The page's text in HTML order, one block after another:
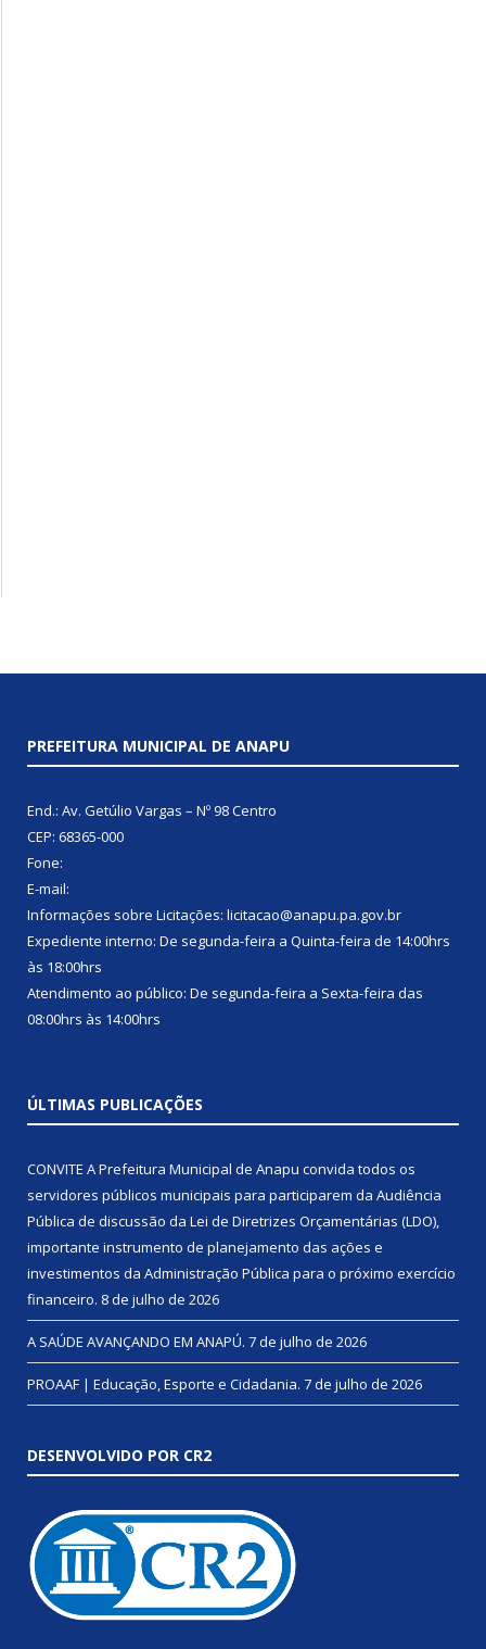
PREFEITURA MUNICIPAL DE ANAPU
End.: Av. Getúlio Vargas – Nº 98 Centro
CEP: 68365-000
Fone:
E-mail:
Informações sobre Licitações: licitacao@anapu.pa.gov.br
Expediente interno: De segunda-feira a Quinta-feira de 14:00hrs
às 18:00hrs
Atendimento ao público: De segunda-feira a Sexta-feira das
08:00hrs às 14:00hrs
ÚLTIMAS PUBLICAÇÕES
CONVITE A Prefeitura Municipal de Anapu convida todos os
servidores públicos municipais para participarem da Audiência
Pública de discussão da Lei de Diretrizes Orçamentárias (LDO),
importante instrumento de planejamento das ações e
investimentos da Administração Pública para o próximo exercício
financeiro. 8 de julho de 2026
A SAÚDE AVANÇANDO EM ANAPÚ. 7 de julho de 2026
PROAAF | Educação, Esporte e Cidadania. 7 de julho de 2026
DESENVOLVIDO POR CR2